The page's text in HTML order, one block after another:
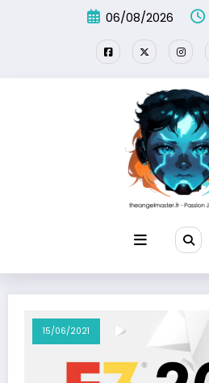
06/08/2026
15/06/2021